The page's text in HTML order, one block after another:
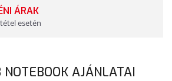
ÁRAK
esetén
AJÁNLATAI